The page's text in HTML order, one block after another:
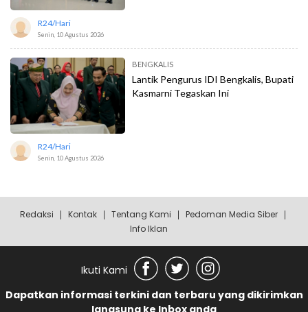
R24/hari
Senin, 10 Agustus 2026
BENGKALIS
Lantik Pengurus IDI Bengkalis, Bupati
Kasmarni Tegaskan Ini
R24/hari
Senin, 10 Agustus 2026
Redaksi Kontak Tentang Kami
Pedoman Media Siber
Info Iklan
Ikuti Kami
Dapatkan informasi terkini dan terbaru yang dikirimkan
langsung ke Inbox anda